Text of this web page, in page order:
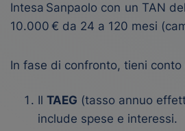
Intesa Sanpaolo con un TAN
10.000 € da 24 a 120 mesi
In fase di confronto, tieni conto
Il TAEG (tasso annuo
include spese e interessi.